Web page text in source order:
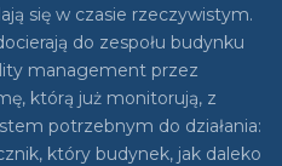
się w czasie rzeczywistym.
do zespołu budynku
management przez
którą już monitorują, z
potrzebnym do działania:
który budynek, jak daleko